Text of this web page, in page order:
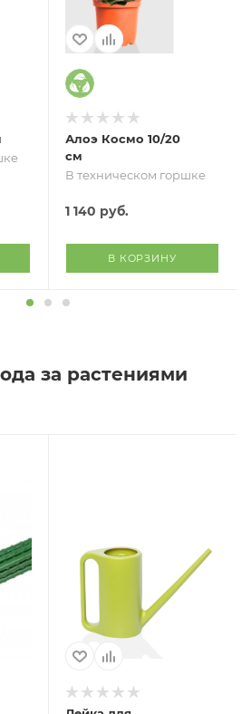
Алоэ Космо 10/20
см
В техническом горшке
1 140 руб.
В КОРЗИНУ
за растениями